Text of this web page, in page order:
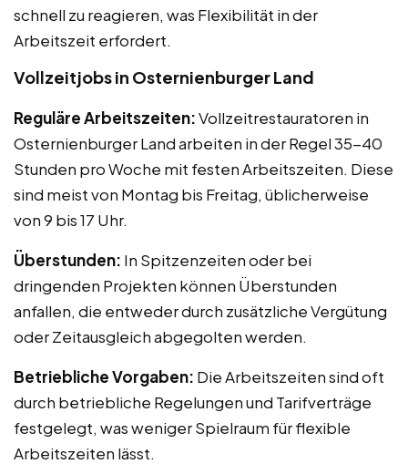
schnell zu reagieren, was Flexibilität in der
Arbeitszeit erfordert.
Vollzeitjobs in Osternienburger Land
Reguläre Arbeitszeiten:Vollzeitrestauratoren in
Osternienburger Land arbeiten in der Regel 35-40
Stunden pro Woche mit festen Arbeitszeiten. Diese
sind meist von Montag bis Freitag, üblicherweise
von 9 bis 17 Uhr.
Überstunden: In Spitzenzeiten oder bei
dringenden Projekten können Überstunden
anfallen, die entweder durch zusätzliche Vergütung
oder Zeitausgleich abgegolten werden.
Betriebliche Vorgaben: Die Arbeitszeiten sind oft
durch betriebliche Regelungen und Tarifverträge
festgelegt, was weniger Spielraum für flexible
Arbeitszeiten lässt.